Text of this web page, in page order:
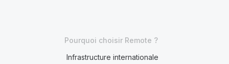
Pourquoi choisir Remote ?
Infrastructure internationale